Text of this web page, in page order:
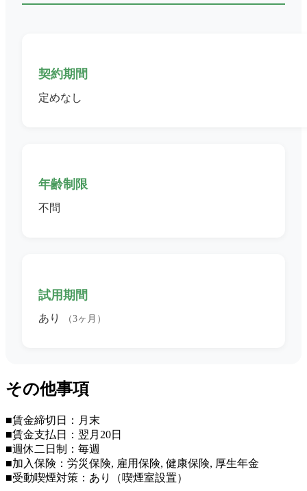
契約期間
定めなし
年齢制限
不問
試用期間
あり （3ヶ月）
その他事項
■賃金締切日：月末
■賃金支払日：翌月20日
■週休二日制：毎週
■加入保険：労災保険, 雇用保険, 健康保険, 厚生年金
■受動喫煙対策：あり（喫煙室設置）